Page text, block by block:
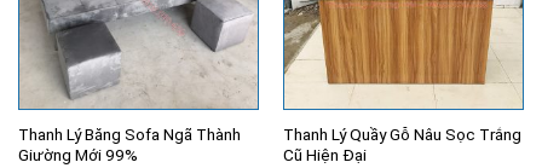
Thanh Lý Băng Sofa Ngã Thành
Giường Mới 99%
Thanh Lý Quầy Gỗ Nâu Sọc Trắng
Cũ Hiện Đại